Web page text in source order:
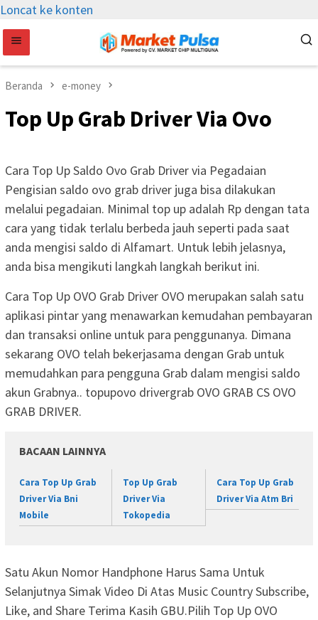
Loncat ke konten
Beranda e-money
Top Up Grab Driver Via Ovo
Cara Top Up Saldo Ovo Grab Driver via Pegadaian
Pengisian saldo ovo grab driver juga bisa dilakukan
melalui pegadaian. Minimal top up adalah Rp dengan tata
cara yang tidak terlalu berbeda jauh seperti pada saat
anda mengisi saldo di Alfamart. Untuk lebih jelasnya,
anda bisa mengikuti langkah langkah berikut ini.
Cara Top Up OVO Grab Driver OVO merupakan salah satu
aplikasi pintar yang menawarkan kemudahan pembayaran
dan transaksi online untuk para penggunanya. Dimana
sekarang OVO telah bekerjasama dengan Grab untuk
memudahkan para pengguna Grab dalam mengisi saldo
akun Grabnya.. topupovo drivergrab OVO GRAB CS OVO
GRAB DRIVER.
BACAAN LAINNYA
Cara Top Up Grab
Driver Via Bni
Mobile
Top Up Grab
Driver Via
Tokopedia
Cara Top Up Grab
Driver Via Atm Bri
Satu Akun Nomor Handphone Harus Sama Untuk
Selanjutnya Simak Video Di Atas Music Country Subscribe,
Like, and Share Terima Kasih GBU.Pilih Top Up OVO